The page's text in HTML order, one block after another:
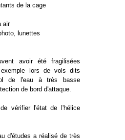
de la cage
air
lunettes
avoir été fragilisées
exemple lors de vols dits
de l'eau à très basse
de bord d'attaque.
vérifier l'état de l'hélice
d'études a réalisé de très